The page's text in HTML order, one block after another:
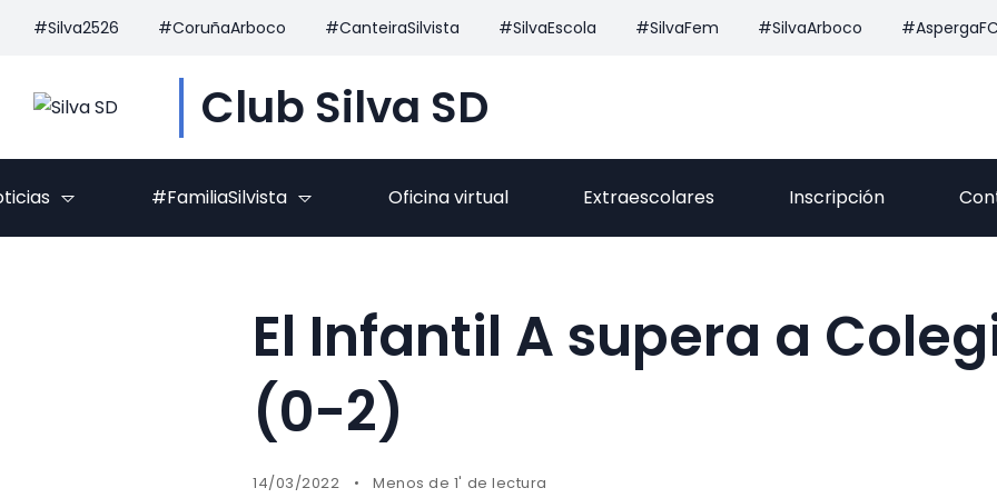
#Silva2526 #CoruñaArboco #CanteiraSilvista #SilvaEscola #SilvaFem #SilvaArboco #AspergaFC
Club Silva SD
#FamiliaSilvista Oficina virtual Extraescolares Inscripción
El Infantil A supera a
(0-2)
14/03/2022 Menos de 1' de lectura